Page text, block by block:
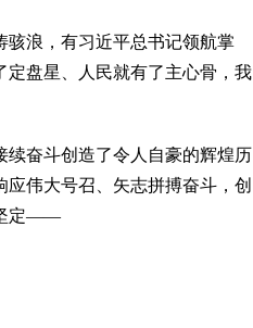
浪，有习近平总书记领航掌
定盘星、人民就有了主心骨，我
奋斗创造了令人自豪的辉煌历
伟大号召、矢志拼搏奋斗，创
坚定——